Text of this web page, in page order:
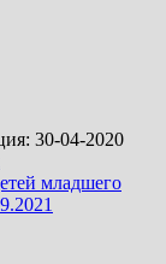
30-04-2020
младшего